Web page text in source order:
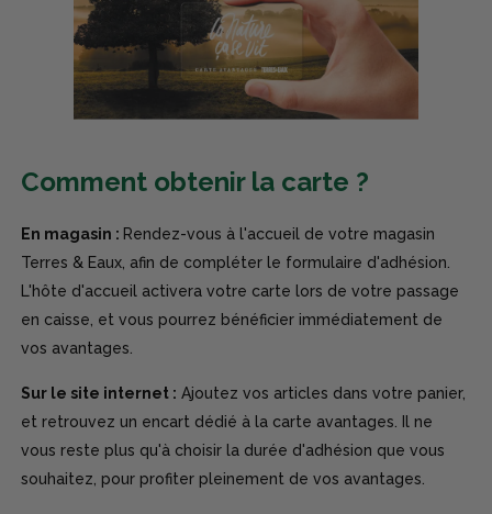
Comment obtenir la carte ?
En magasin : Rendez-vous à l'accueil de votre magasin
Terres & Eaux, afin de compléter le formulaire d'adhésion.
L'hôte d'accueil activera votre carte lors de votre passage
en caisse, et vous pourrez bénéficier immédiatement de
vos avantages.
Sur le site internet : Ajoutez vos articles dans votre panier,
et retrouvez un encart dédié à la carte avantages. Il ne
vous reste plus qu'à choisir la durée d'adhésion que vous
souhaitez, pour profiter pleinement de vos avantages.